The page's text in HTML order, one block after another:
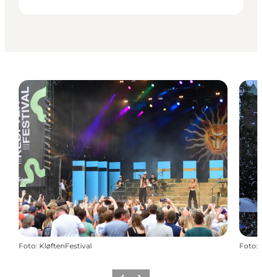
Foto: KløftenFestival Foto: